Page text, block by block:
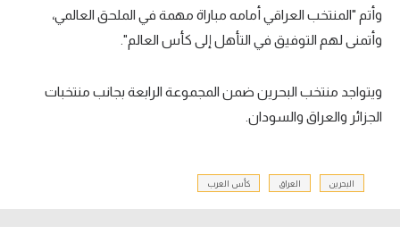
وأتم "المنتخب العراقي أمامه مباراة مهمة في الملحق العالمي،
وأتمنى لهم التوفيق في التأهل إلى كأس العالم".
ويتواجد منتخب البحرين ضمن المجموعة الرابعة بجانب منتخبات
الجزائر والعراق والسودان.
البحرين العراق كأس العرب